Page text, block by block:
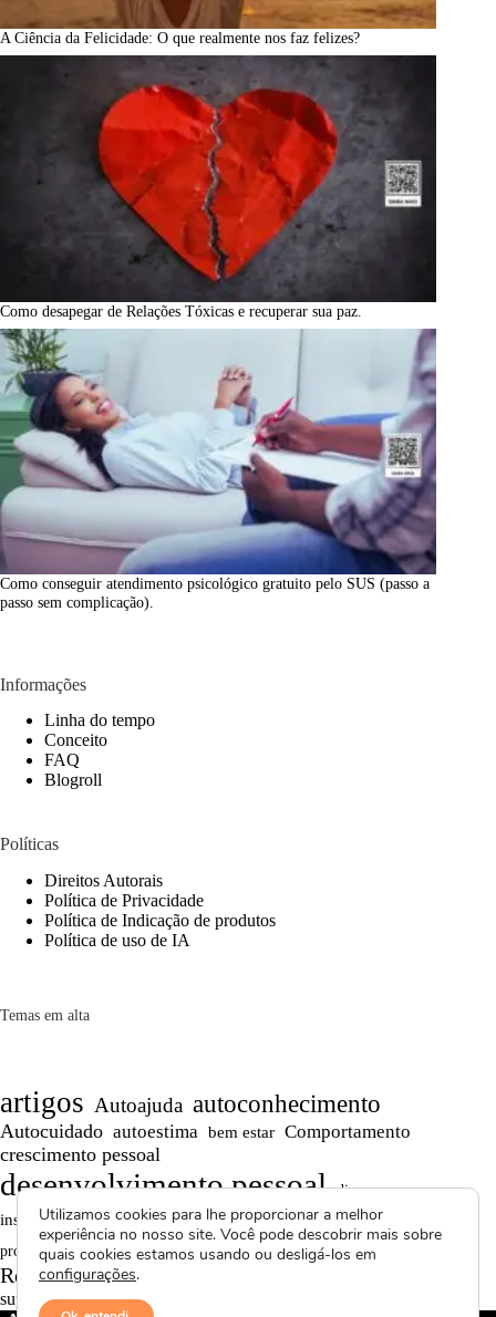
A Ciência da Felicidade: O que realmente nos faz felizes?
Como desapegar de Relações Tóxicas e recuperar sua paz.
Como conseguir atendimento psicológico gratuito pelo SUS (passo a
passo sem complicação).
Informações
Linha do tempo
Conceito
FAQ
Blogroll
Políticas
Direitos Autorais
Política de Privacidade
Política de Indicação de produtos
Política de uso de IA
Temas em alta
artigos Autoajuda autoconhecimento
Autocuidado autoestima bem estar Comportamento
crescimento pessoal
desenvolvimento pessoal dicas
inspiração Maturidade Motivação Persistência
produtividade Projetos autorais reflexão Reflexões
Reflexões de Vida
superação textos curtos
Utilizamos cookies para lhe proporcionar a melhor
experiência no nosso site. Você pode descobrir mais sobre
quais cookies estamos usando ou desligá-los em
configurações.